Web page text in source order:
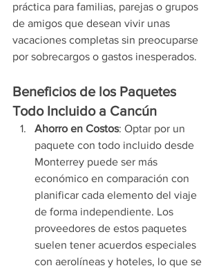
práctica para familias, parejas o grupos
de amigos que desean vivir unas
vacaciones completas sin preocuparse
por sobrecargos o gastos inesperados.
Beneficios de los Paquetes
Todo Incluido a Cancún
Ahorro en Costos: Optar por un
paquete con todo incluido desde
Monterrey puede ser más
económico en comparación con
planificar cada elemento del viaje
de forma independiente. Los
proveedores de estos paquetes
suelen tener acuerdos especiales
con aerolíneas y hoteles, lo que se